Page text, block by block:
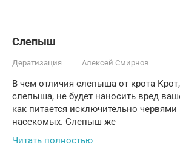
Слепыш
Дератизация Алексей Смирнов
В чем отличия слепыша от крота
слепыша, не будет наносить вред
как питается исключительно
насекомых. Слепыш же
Читать полностью